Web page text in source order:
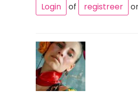
Login of registreer